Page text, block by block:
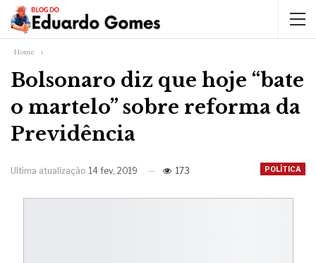
Home
Bolsonaro diz que hoje “bate
o martelo” sobre reforma da
Previdência
POLÍTICA
Ultima atualização 14 fev, 2019 173